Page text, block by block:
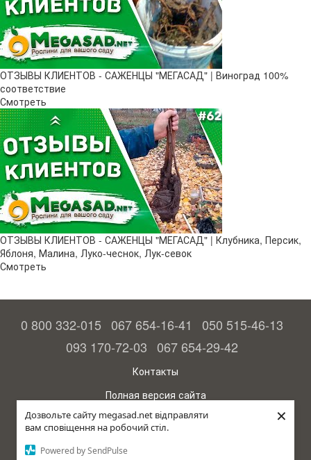
Дозвольте сайту megasad.net відправляти
вам сповіщення на робочий стіл.
Powered by SendPulse
×
ОТЗЫВЫ КЛИЕНТОВ - САЖЕНЦЫ "МЕГАСАД" | Виноград 100%
соответствие
Смотреть
ОТЗЫВЫ КЛИЕНТОВ - САЖЕНЦЫ "МЕГАСАД" | Клубника, Персик,
Яблоня, Малина, Луко-чеснок, Лук-севок
Смотреть
0 800 332-015 067 654-16-41
050 515-46-13
093 170-72-03 067 654-29-42
Контакты
Полная версия сайта
© 2015—2026
Megasad - гарантия высокого урожая